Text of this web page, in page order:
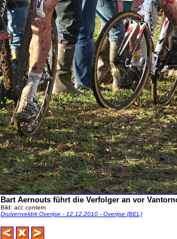
Bart Aernouts führt die Verfolger an vor
Bild: acc contern
Druivenveldrit Overijse - 12.12.2010 - Overijse (BEL)